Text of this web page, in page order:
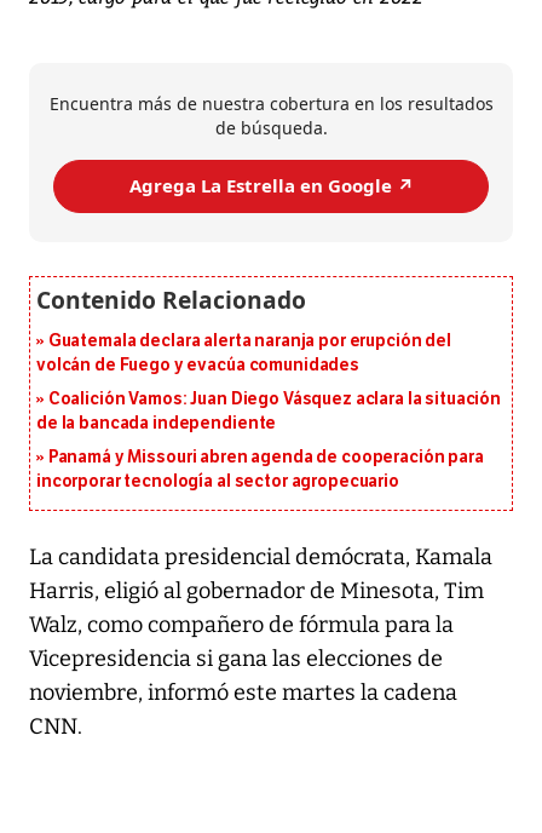
Encuentra más de nuestra cobertura en los resultados
de búsqueda.
Agrega La Estrella en Google ↗️
Guatemala declara alerta naranja por erupción del
volcán de Fuego y evacúa comunidades
Coalición Vamos: Juan Diego Vásquez aclara la situación
de la bancada independiente
Panamá y Missouri abren agenda de cooperación para
incorporar tecnología al sector agropecuario
La candidata presidencial demócrata, Kamala
Harris, eligió al gobernador de Minesota, Tim
Walz, como compañero de fórmula para la
Vicepresidencia si gana las elecciones de
noviembre, informó este martes la cadena
CNN.